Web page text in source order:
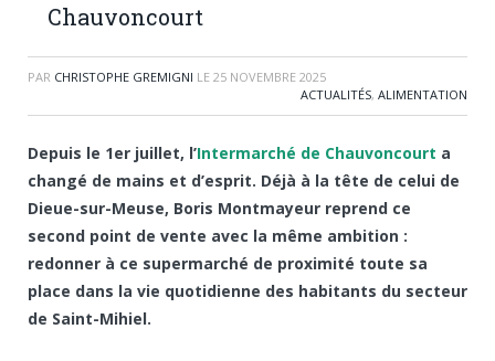
Chauvoncourt
PAR CHRISTOPHE GREMIGNI LE 25 NOVEMBRE 2025
ACTUALITÉS, ALIMENTATION
Depuis le 1er juillet, l’Intermarché de Chauvoncourt a
changé de mains et d’esprit. Déjà à la tête de celui de
Dieue-sur-Meuse, Boris Montmayeur reprend ce
second point de vente avec la même ambition :
redonner à ce supermarché de proximité toute sa
place dans la vie quotidienne des habitants du secteur
de Saint-Mihiel.